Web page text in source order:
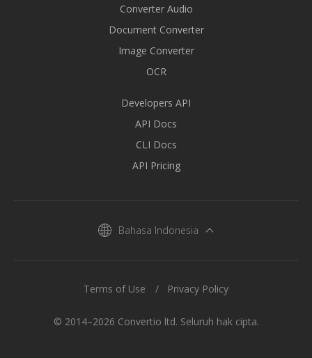
Converter Audio
Document Converter
Image Converter
OCR
Developers API
API Docs
CLI Docs
API Pricing
Bahasa Indonesia
© 2014–2026 Convertio ltd. Seluruh hak cipta.
Terms of Use Privacy Policy